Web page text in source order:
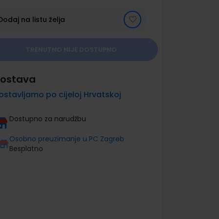
na listu želja
po cijeloj Hrvatskoj
Dostupno za narudžbu
Osobno preuzimanje u PC Zagreb
Besplatno